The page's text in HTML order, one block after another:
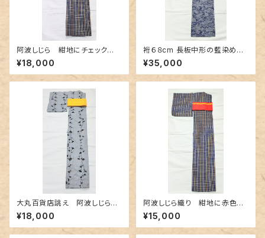
阿波しじら 紺地にチェック
柄〜赤色とクリーム色〜
¥18,000
裄６８cm 長板中形の藍染め浴
衣 網代織りに古典的な風景柄
の両面染め
¥35,000
大丸百貨店誂え 阿波しじら
織 アザミ柄の注染
¥18,000
阿波しじら織り 紺地に赤色と
クリーム色の格子柄
¥15,000